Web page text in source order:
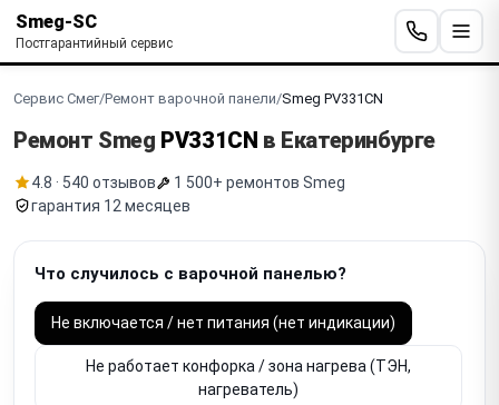
Smeg-SC
Постгарантийный сервис
Сервис Смег/Ремонт варочной панели/Smeg PV331CN
Ремонт Smeg PV331CN в Екатеринбурге
4.8 · 540 отзывов
1 500+ ремонтов Smeg
гарантия 12 месяцев
Что случилось с варочной панелью?
Не включается / нет питания (нет индикации)
Не работает конфорка / зона нагрева (ТЭН,
нагреватель)